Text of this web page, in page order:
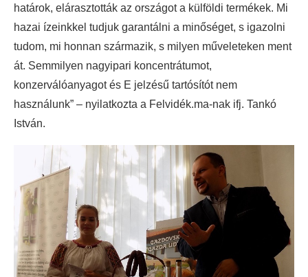
határok, elárasztották az országot a külföldi termékek. Mi
hazai ízeinkkel tudjuk garantálni a minőséget, s igazolni
tudom, mi honnan származik, s milyen műveleteken ment
át. Semmilyen nagyipari koncentrátumot,
konzerválóanyagot és E jelzésű tartósítót nem
használunk” – nyilatkozta a Felvidék.ma-nak ifj. Tankó
István.